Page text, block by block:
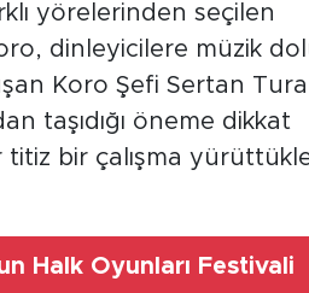
yörelerinden seçilen
dinleyicilere müzik
Koro Şefi Sertan
taşıdığı öneme dikkat
bir çalışma
Halk Oyunları Festivali